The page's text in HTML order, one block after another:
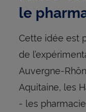
le
Cette idée est
de
Auvergne-
Aquitaine, les
- les